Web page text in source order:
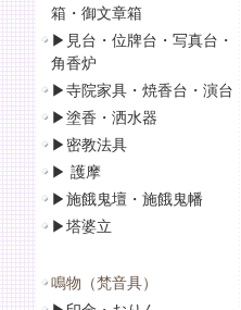
箱・御文章箱
▶ 見台・位牌台・写真台・
角香炉
▶寺院家具・焼香台・演台
▶塗香・洒水器
▶ 密教法具
▶ 護摩
▶施餓鬼壇・施餓鬼幡
▶塔婆立
鳴物（梵音具）